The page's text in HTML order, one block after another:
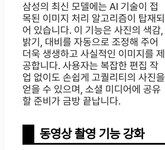
삼성의 최신 모델에는 AI 기술이 접
목된 이미지 처리 알고리즘이 탑재되
어 있습니다. 이 기능은 사진의 색감,
밝기, 대비를 자동으로 조정해 주어
더욱 생생하고 사실적인 이미지를 제
공합니다. 사용자는 복잡한 편집 작
업 없이도 손쉽게 고퀄리티의 사진을
얻을 수 있으며, 소셜 미디어에 공유
할 준비가 금방 끝납니다.
동영상 촬영 기능 강화